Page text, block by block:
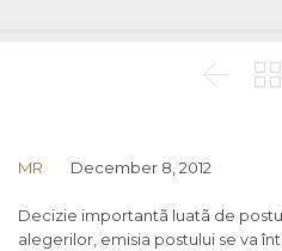
 
MR December 8, 2012
Decizie importantã luatã de
alegerilor, emisia postului se va